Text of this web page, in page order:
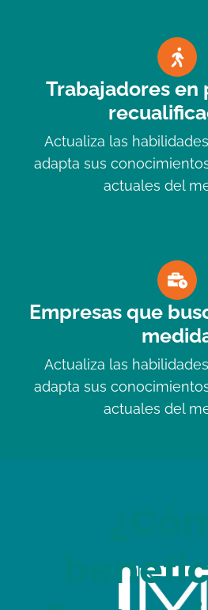
Trabajadores en
Actualiza las
adapta sus
actuales del
Empresas que
Actualiza las
adapta sus
actuales del